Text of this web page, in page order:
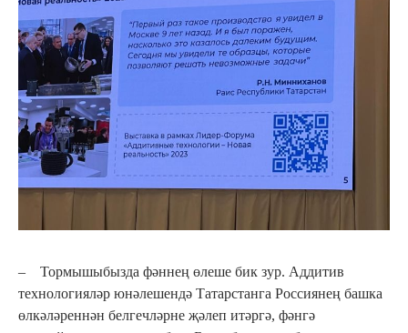
– Тормышыбызда фәннең өлеше бик зур. Аддитив
технологияләр юнәлешендә Татарстанга Россиянең башка
өлкәләреннән белгечләрне җәлеп итәргә, фәнгә